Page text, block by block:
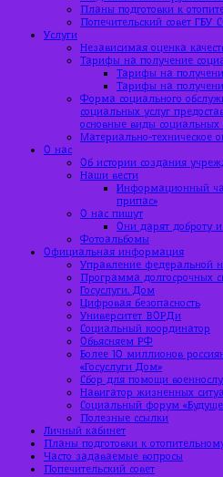
Планы подготовки к
Попечительский совет ГБУ
Услуги
Независимая оценка
Тарифы на получение
Тарифы на
Тарифы на
Форма социального
социальных услуг
основные виды социальных
Материально-техническое
О нас
Об истории создания
Наши вести
Информационный
припас»
О нас пишут
Они дарят доброту
Фотоальбомы
Официальная информация
Управление федеральной
Программа долгосрочных
Госуслуги. Дом
Цифровая безопасность
Университет ВОРДи
Социальный координатор
Объясняем РФ
Более 10 миллионов
«Госуслуги Дом»
Сбор для помощи
Навигатор жизненных
Социальный форум
Полезные ссылки
Личный кабинет
Планы подготовки к
Часто задаваемые вопросы
Попечительский совет